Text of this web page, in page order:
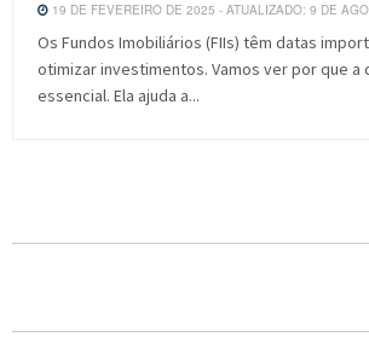
19 DE FEVEREIRO DE 2025 - ATUALIZADO: 9 DE
Os Fundos Imobiliários (FIIs) têm datas
otimizar investimentos. Vamos ver por que a
essencial. Ela ajuda a...